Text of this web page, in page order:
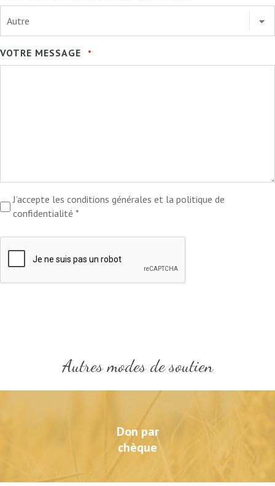
VOTRE MESSAGE *
RGPD
*
J’accepte les conditions générales et la politique de
confidentialité *
Autres modes de soutien
Don par
chèque